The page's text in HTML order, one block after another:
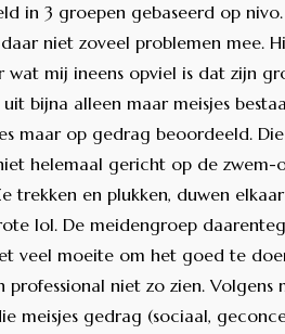
in 3 groepen gebaseerd op
niet zoveel problemen mee.
wat mij ineens opviel is dat zijn
bijna alleen maar meisjes
maar op gedrag beoordeeld.
helemaal gericht op de zwem-
en plukken, duwen
lol. De meidengroep
veel moeite om het goed te
niet zo zien. Volgens
meisjes gedrag (sociaal,